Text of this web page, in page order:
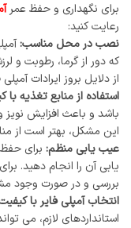
برای نگهداری و حفظ عمر
رعایت کنید:
نصب در محل مناسب:
که دور از گرما، رطوبت
از دلایل بروز ایرادات
استفاده از منابع تغذیه با
باشد و باعث افزایش
این مشکل، بهتر است از
عیب‌ یابی منظم: برای
‌یابی آن را انجام دهید.
بررسی و در صورت وجود
انتخاب آمپلی ‌فایر با
استانداردهای لازم، می